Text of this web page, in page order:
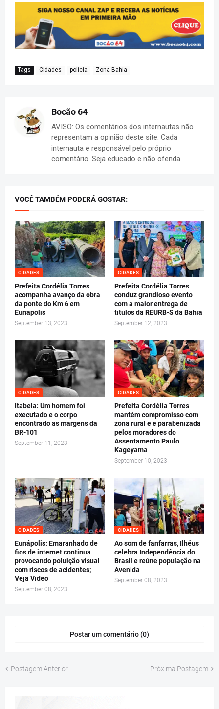
Tags Cidades polícia Zona Bahia
Bocão 64
AVISO: Os comentários dos internautas não
representam a opinião deste site. Cada
internauta é responsável pelo próprio
comentário. Seja educado e não ofenda.
VOCÊ TAMBÉM PODERÁ GOSTAR:
CIDADES
Prefeita Cordélia Torres
acompanha avanço da obra
da ponte do Km 6 em
Eunápolis
September 13, 2023
CIDADES
Prefeita Cordélia Torres
conduz grandioso evento
com a maior entrega de
títulos da REURB-S da Bahia
September 12, 2023
CIDADES
Itabela: Um homem foi
executado e o corpo
encontrado às margens da
BR-101
September 11, 2023
CIDADES
Prefeita Cordélia Torres
mantém compromisso com
zona rural e é parabenizada
pelos moradores do
Assentamento Paulo
Kageyama
September 10, 2023
CIDADES
Eunápolis: Emaranhado de
fios de internet continua
provocando poluição visual
com riscos de acidentes;
Veja Vídeo
September 08, 2023
CIDADES
Ao som de fanfarras, Ilhéus
celebra Independência do
Brasil e reúne população na
Avenida
September 08, 2023
Postar um comentário (0)
Postagem Anterior Próxima Postagem